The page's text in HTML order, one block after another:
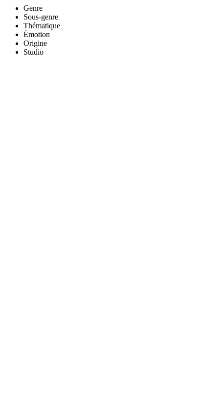
Genre
Sous-genre
Thématique
Émotion
Origine
Studio